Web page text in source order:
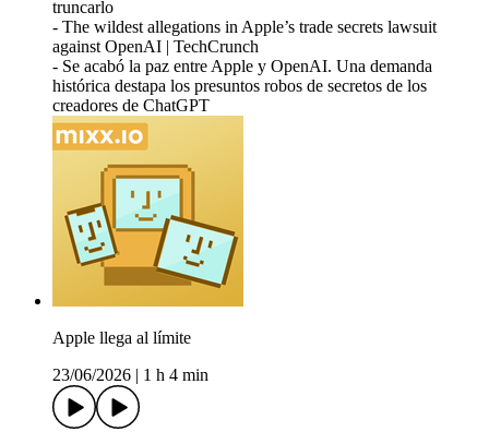
truncarlo
- The wildest allegations in Apple’s trade secrets lawsuit
against OpenAI | TechCrunch
- Se acabó la paz entre Apple y OpenAI. Una demanda
histórica destapa los presuntos robos de secretos de los
creadores de ChatGPT
Apple llega al límite
23/06/2026
1 h 4 min